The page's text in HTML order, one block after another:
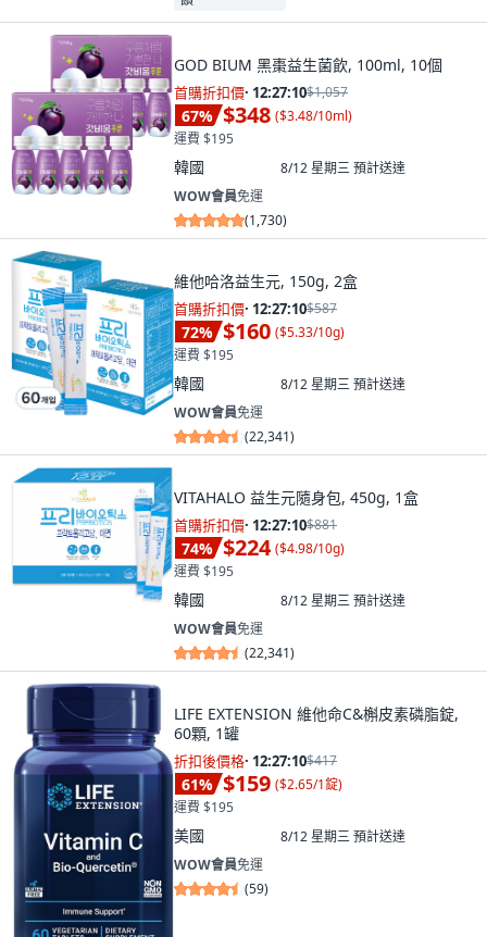
GOD BIUM 黑棗益生菌飲, 100ml, 10個
首購折扣價· 12:27:09$1,057
67% $348 ($3.48/10ml)
運費 $195
韓國 8/12 星期三預計送達
WOW會員免運
(1,730)
維他哈洛益生元, 150g, 2盒
首購折扣價· 12:27:09$587
72% $160 ($5.33/10g)
運費 $195
韓國 8/12 星期三預計送達
WOW會員免運
(22,341)
VITAHALO 益生元隨身包, 450g, 1盒
首購折扣價· 12:27:09$881
74% $224 ($4.98/10g)
運費 $195
韓國 8/12 星期三預計送達
WOW會員免運
(22,341)
LIFE EXTENSION 維他命C&槲皮素磷脂錠,
60顆, 1罐
折扣後價格· 12:27:09$417
61% $159 ($2.65/1錠)
運費 $195
美國 8/12 星期三預計送達
WOW會員免運
(59)